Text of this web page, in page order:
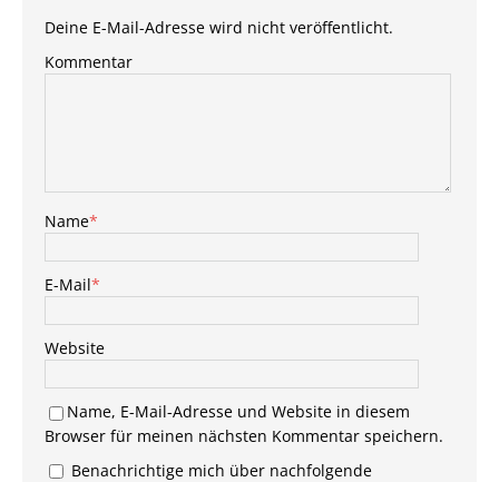
Deine E-Mail-Adresse wird nicht veröffentlicht.
Kommentar
Name*
E-Mail*
Website
Name, E-Mail-Adresse und Website in diesem
Browser für meinen nächsten Kommentar speichern.
Benachrichtige mich über nachfolgende